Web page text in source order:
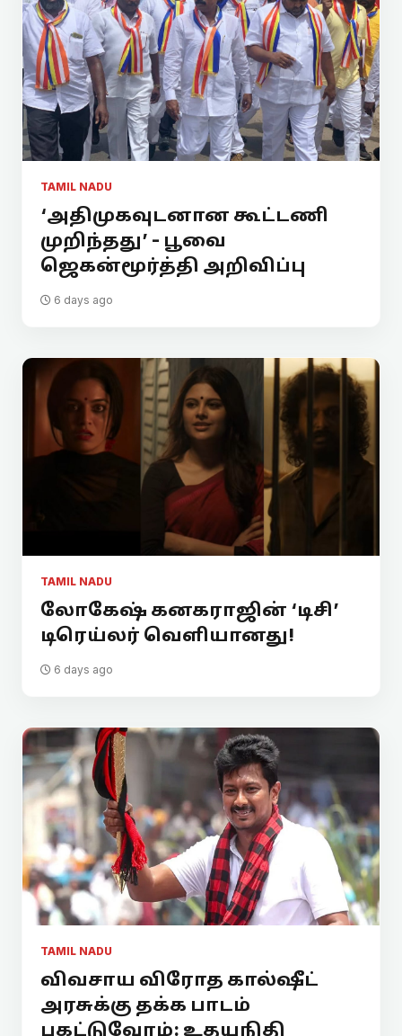
TAMIL NADU
‘அதிமுகவுடனான கூட்டணி
முறிந்தது’ - பூவை
ஜெகன்மூர்த்தி அறிவிப்பு
6 days ago
TAMIL NADU
லோகேஷ் கனகராஜின் ‘டிசி’
டிரெய்லர் வெளியானது!
6 days ago
TAMIL NADU
விவசாய விரோத கால்ஷீட்
அரசுக்கு தக்க பாடம்
புகட்டுவோம்: உதயநிதி